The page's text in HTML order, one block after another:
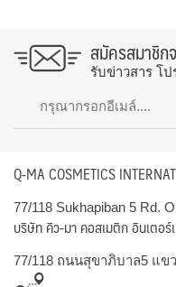
สมัครสมาชิก
รับข่าวสาร โ
Q-MA COSMETICS
77/118 Sukhapiban 5 Rd.
บริษัท คิว-มา คอสเมติก อินเตอร์
77/118 ถนนสุขาภิบาล5 แข